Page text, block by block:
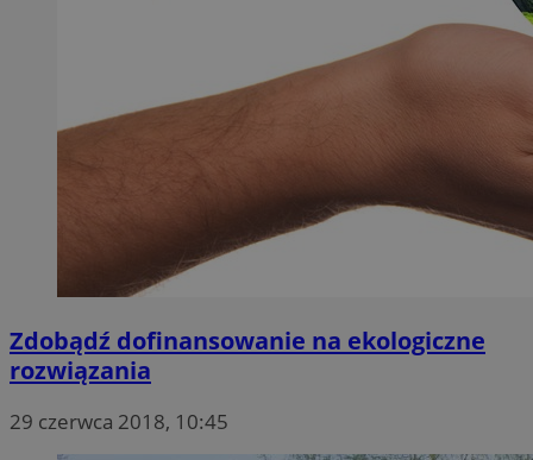
Zdobądź dofinansowanie na ekologiczne
rozwiązania
29 czerwca 2018, 10:45